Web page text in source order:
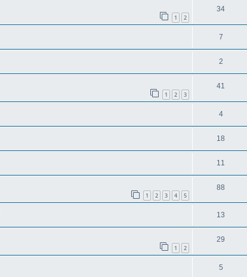
1 2
34
7
2
1 2 3
41
4
18
11
1 2 3 4 5
88
13
1 2
29
5